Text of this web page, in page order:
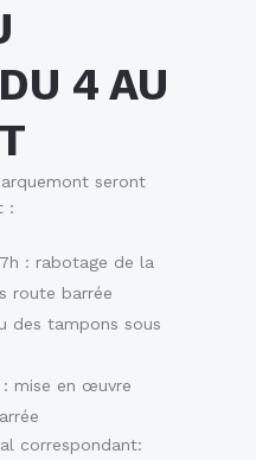
4 AU
seront
:
: rabotage de la
route barrée
des tampons sous
mise en œuvre
correspondant: